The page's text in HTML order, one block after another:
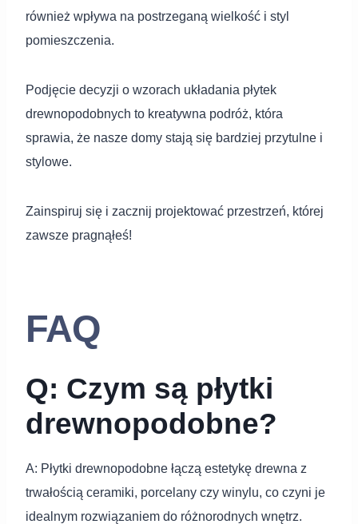
również wpływa na postrzeganą wielkość i styl
pomieszczenia.
Podjęcie decyzji o wzorach układania płytek
drewnopodobnych to kreatywna podróż, która
sprawia, że nasze domy stają się bardziej przytulne i
stylowe.
Zainspiruj się i zacznij projektować przestrzeń, której
zawsze pragnąłeś!
FAQ
Q: Czym są płytki
drewnopodobne?
A: Płytki drewnopodobne łączą estetykę drewna z
trwałością ceramiki, porcelany czy winylu, co czyni je
idealnym rozwiązaniem do różnorodnych wnętrz.